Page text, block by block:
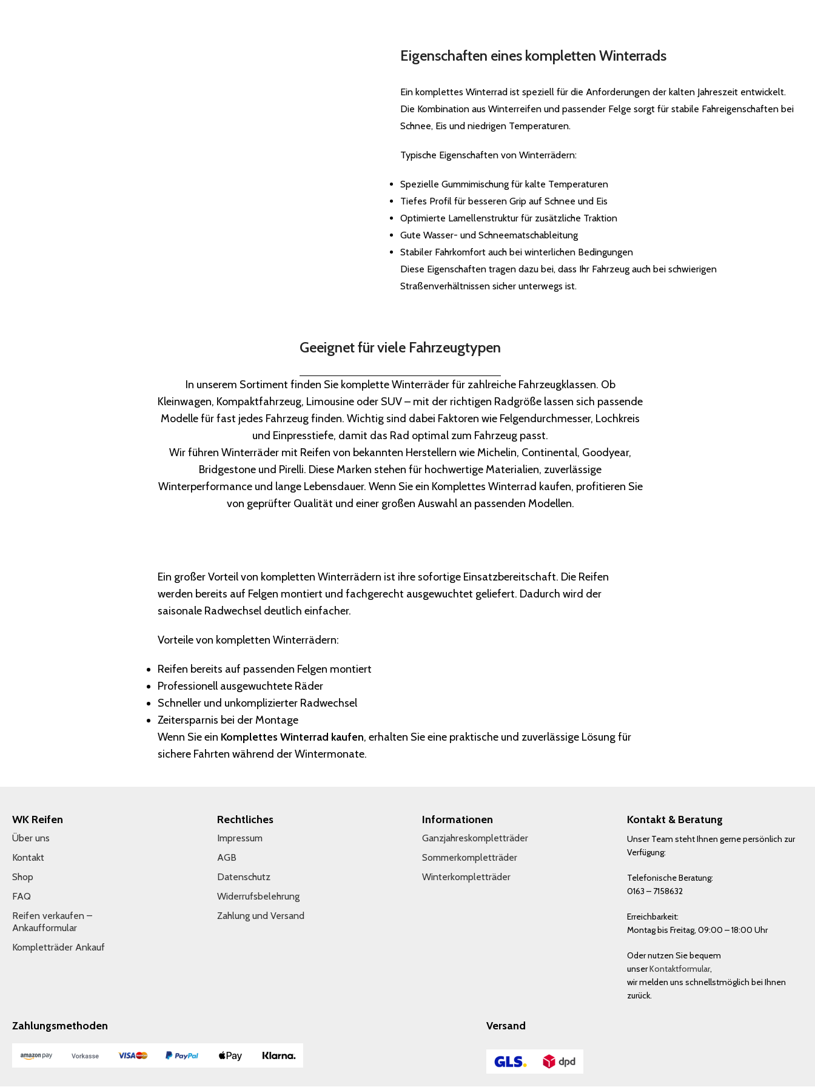
Eigenschaften eines kompletten Winterrads
Ein komplettes Winterrad ist speziell für die Anforderungen der kalten Jahreszeit entwickelt.
Die Kombination aus Winterreifen und passender Felge sorgt für stabile Fahreigenschaften bei
Schnee, Eis und niedrigen Temperaturen.
Typische Eigenschaften von Winterrädern:
Spezielle Gummimischung für kalte Temperaturen
Tiefes Profil für besseren Grip auf Schnee und Eis
Optimierte Lamellenstruktur für zusätzliche Traktion
Gute Wasser- und Schneematschableitung
Stabiler Fahrkomfort auch bei winterlichen Bedingungen
Diese Eigenschaften tragen dazu bei, dass Ihr Fahrzeug auch bei schwierigen
Straßenverhältnissen sicher unterwegs ist.
Geeignet für viele Fahrzeugtypen
In unserem Sortiment finden Sie komplette Winterräder für zahlreiche Fahrzeugklassen. Ob
Kleinwagen, Kompaktfahrzeug, Limousine oder SUV – mit der richtigen Radgröße lassen sich passende
Modelle für fast jedes Fahrzeug finden. Wichtig sind dabei Faktoren wie Felgendurchmesser, Lochkreis
und Einpresstiefe, damit das Rad optimal zum Fahrzeug passt.
Wir führen Winterräder mit Reifen von bekannten Herstellern wie Michelin, Continental, Goodyear,
Bridgestone und Pirelli. Diese Marken stehen für hochwertige Materialien, zuverlässige
Winterperformance und lange Lebensdauer. Wenn Sie ein Komplettes Winterrad kaufen, profitieren Sie
von geprüfter Qualität und einer großen Auswahl an passenden Modellen.
Ein großer Vorteil von kompletten Winterrädern ist ihre sofortige Einsatzbereitschaft. Die Reifen
werden bereits auf Felgen montiert und fachgerecht ausgewuchtet geliefert. Dadurch wird der
saisonale Radwechsel deutlich einfacher.
Vorteile von kompletten Winterrädern:
Reifen bereits auf passenden Felgen montiert
Professionell ausgewuchtete Räder
Schneller und unkomplizierter Radwechsel
Zeitersparnis bei der Montage
Wenn Sie ein Komplettes Winterrad kaufen, erhalten Sie eine praktische und zuverlässige Lösung für
sichere Fahrten während der Wintermonate.
WK Reifen
Über uns
Kontakt
Shop
FAQ
Reifen verkaufen –
Ankaufformular
Kompletträder Ankauf
Rechtliches
Impressum
AGB
Datenschutz
Widerrufsbelehrung
Zahlung und Versand
Informationen
Ganzjahreskompletträder
Sommerkompletträder
Winterkompletträder
Kontakt & Beratung
Unser Team steht Ihnen gerne persönlich zur
Verfügung:
Telefonische Beratung:
0163 – 7158632
Erreichbarkeit:
Montag bis Freitag, 09:00 – 18:00 Uhr
Oder nutzen Sie bequem
unserKontaktformular,
wir melden uns schnellstmöglich bei Ihnen
zurück.
Zahlungsmethoden Versand